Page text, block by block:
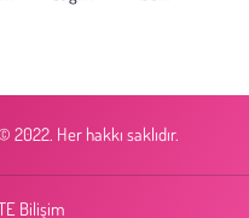
2022. Her hakkı saklıdır.
Bilişim